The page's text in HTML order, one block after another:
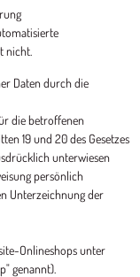
nicht.
Daten durch die
die betroffenen
19 und 20 des Gesetzes
unterwiesen
persönlich
Unterzeichnung der
Onlineshops unter
genannt).